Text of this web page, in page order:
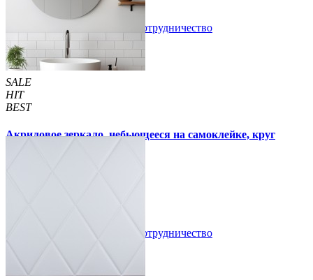
Купить Сотрудничество
SALE
HIT
BEST
Акриловое зеркало, небьющееся на самоклейке, круг
Сотрудничество